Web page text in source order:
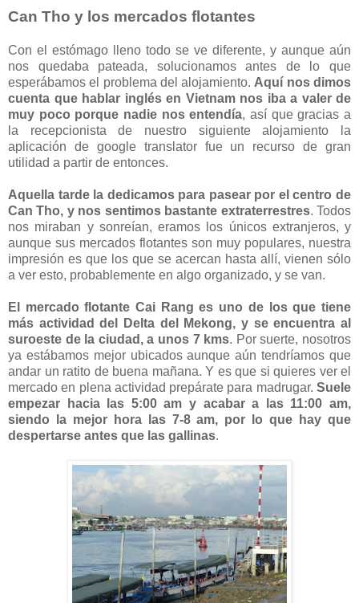
Can Tho y los mercados flotantes
Con el estómago lleno todo se ve diferente, y aunque aún
nos quedaba pateada, solucionamos antes de lo que
esperábamos el problema del alojamiento. Aquí nos dimos
cuenta que hablar inglés en Vietnam nos iba a valer de
muy poco porque nadie nos entendía, así que gracias a
la recepcionista de nuestro siguiente alojamiento la
aplicación de google translator fue un recurso de gran
utilidad a partir de entonces.
Aquella tarde la dedicamos para pasear por el centro de
Can Tho, y nos sentimos bastante extraterrestres. Todos
nos miraban y sonreían, eramos los únicos extranjeros, y
aunque sus mercados flotantes son muy populares, nuestra
impresión es que los que se acercan hasta allí, vienen sólo
a ver esto, probablemente en algo organizado, y se van.
El mercado flotante Cai Rang es uno de los que tiene
más actividad del Delta del Mekong, y se encuentra al
suroeste de la ciudad, a unos 7 kms. Por suerte, nosotros
ya estábamos mejor ubicados aunque aún tendríamos que
andar un ratito de buena mañana. Y es que si quieres ver el
mercado en plena actividad prepárate para madrugar. Suele
empezar hacia las 5:00 am y acabar a las 11:00 am,
siendo la mejor hora las 7-8 am, por lo que hay que
despertarse antes que las gallinas.